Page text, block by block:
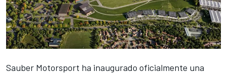
Sauber Motorsport ha inaugurado oficialmente una